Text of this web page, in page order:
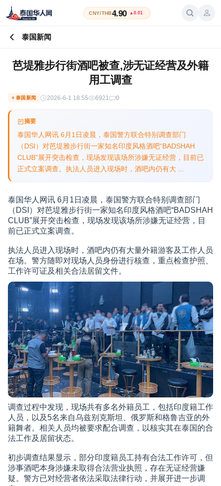
CNY/THB4.90 ▲0.01
泰国新闻
芭堤雅步行街酒吧被查,涉无证经营及外籍
用工调查
泰国新闻 2026-6-1 18:55 6921 0
摘要
泰国华人网讯 6月1日凌晨，泰国警方联合特别调查部门
（DSI）对芭堤雅步行街一家知名印度风格酒吧“BADSHAH
CLUB”展开突击检查，现场发现该场所涉嫌无证经营，目前已
正式立案调查。执法人员进入现场时，酒吧内仍有大 ...
泰国华人网讯 6月1日凌晨，泰国警方联合特别调查部门
（DSI）对芭堤雅步行街一家知名印度风格酒吧“BADSHAH
CLUB”展开突击检查，现场发现该场所涉嫌无证经营，目
前已正式立案调查。
执法人员进入现场时，酒吧内仍有大量外籍游客及工作人员
在场。警方随即对现场人员身份进行核查，重点检查护照、
工作许可证及相关合法居留文件。
调查过程中发现，现场共有多名外籍员工，包括印度籍工作
人员，以及5名来自乌兹别克斯坦、俄罗斯和格鲁吉亚的外
籍舞者。相关人员均被要求配合调查，以核实其在泰国的合
法工作及居留状态。
初步调查结果显示，部分印度籍员工持有合法工作许可，但
涉事酒吧本身涉嫌未取得合法营业执照，存在无证经营嫌
疑。警方已对经营者依法采取法律行动，并展开进一步调